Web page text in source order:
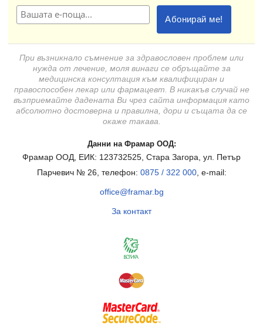
При възникнало съмнение за здравословен проблем или
нужда от лечение, моля винаги се обръщайте за
медицинска консултация към квалифициран и
правоспособен лекар или фармацевт. В никакъв случай не
възприемайте дадената Ви чрез сайта информация като
абсолютно достоверна и правилна, дори и същата да се
окаже такава.
Данни на Фрамар ООД:
Фрамар ООД, ЕИК: 123732525, Стара Загора, ул. Петър
Парчевич № 26, телефон: 0875 / 322 000, e-mail:
office@framar.bg
За контакт